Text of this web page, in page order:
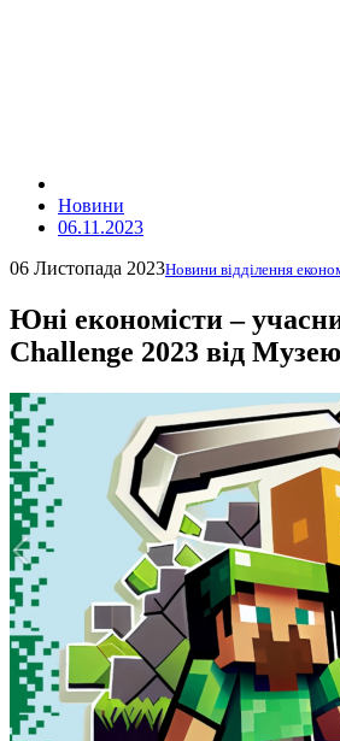
Новини
06.11.2023
06 Листопада 2023Новини відділення
Юні економісти ‒
Challenge 2023 від